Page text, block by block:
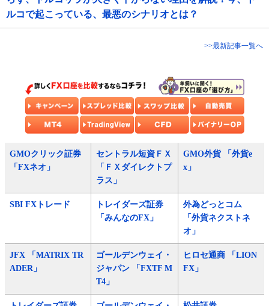
ルコで起こっている、最悪のシナリオとは？
>>最新記事一覧へ
GMOクリック証券
「FXネオ」
セントラル短資ＦＸ
「ＦＸダイレクトプ
ラス」
GMO外貨 「外貨e
x」
SBI FXトレード
トレイダーズ証券
「みんなのFX」
外為どっとコム
「外貨ネクストネ
オ」
JFX 「MATRIX TR
ADER」
ゴールデンウェイ・
ジャパン 「FXTF M
T4」
ヒロセ通商 「LION
FX」